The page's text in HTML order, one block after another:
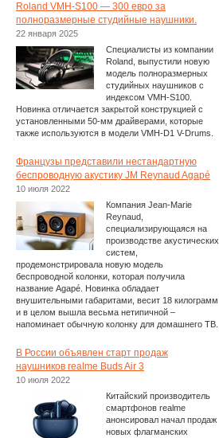
Roland VMH-S100 — 300 евро за
полноразмерные студийные наушники.
22 января 2025
Специалисты из компании
Roland, выпустили новую
модель полноразмерных
студийных наушников с
индексом VMH-S100.
Новинка отличается закрытой конструкцией с
установленными 50-мм драйверами, которые
также используются в модели VMH-D1 V-Drums.
Французы представили нестандартную
беспроводную акустику JM Reynaud Agapé
10 июля 2022
Компания Jean-Marie
Reynaud,
специализирующаяся на
производстве акустических
систем,
продемонстрировала новую модель
беспроводной колонки, которая получила
название Agapé. Новинка обладает
внушительными габаритами, весит 18 килограмм
и в целом вышла весьма нетипичной –
напоминает обычную колонку для домашнего ТВ.
В России объявлен старт продаж
наушников realme Buds Air 3
10 июля 2022
Китайский производитель
смартфонов realme
анонсировал начал продаж
новых флагманских